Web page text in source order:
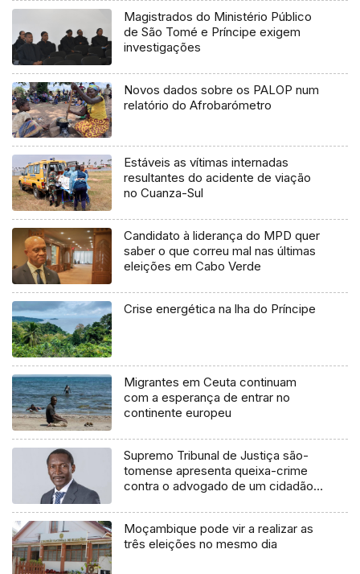
Magistrados do Ministério Público
de São Tomé e Príncipe exigem
investigações
Novos dados sobre os PALOP num
relatório do Afrobarómetro
Estáveis as vítimas internadas
resultantes do acidente de viação
no Cuanza-Sul
Candidato à liderança do MPD quer
saber o que correu mal nas últimas
eleições em Cabo Verde
Crise energética na lha do Príncipe
Migrantes em Ceuta continuam
com a esperança de entrar no
continente europeu
Supremo Tribunal de Justiça são-
tomense apresenta queixa-crime
contra o advogado de um cidadão
Moçambique pode vir a realizar as
três eleições no mesmo dia